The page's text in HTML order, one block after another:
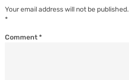
Your email address will not be published.
*
Comment*